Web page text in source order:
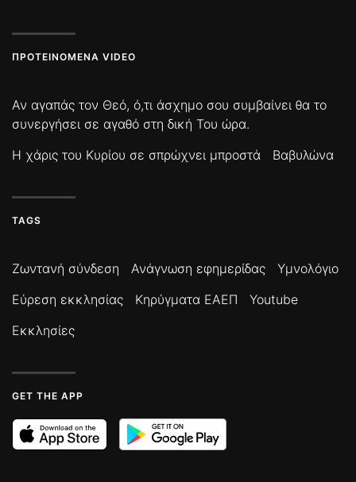
ΠΡΟΤΕΙΝΌΜΕΝΑ VIDEO
Αν αγαπάς τον Θεό, ό,τι άσχημο σου συμβαίνει θα το
συνεργήσει σε αγαθό στη δική Του ώρα.
Η χάρις του Κυρίου σε σπρώχνει μπροστά
Βαβυλώνα
TAGS
Ζωντανή σύνδεση Ανάγνωση εφημερίδας
Υμνολόγιο
Εύρεση εκκλησίας
Κηρύγματα ΕΑΕΠ
Youtube
Εκκλησίες
GET THE APP